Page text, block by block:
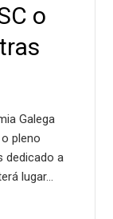
o
Galega
pleno
dedicado a
lugar…